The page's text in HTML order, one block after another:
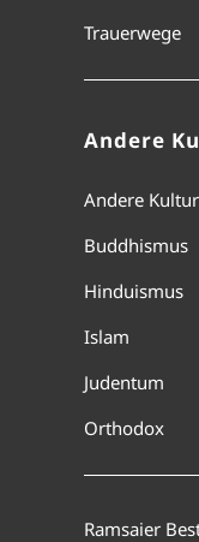
Trauerwege
Andere
Andere
Buddhismus
Hinduismus
Islam
Judentum
Orthodox
Ramsaier